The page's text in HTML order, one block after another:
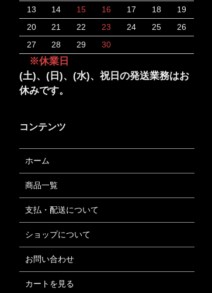
13
14 15 16 17 18
19
20
21 22 23 24 25
26
27
28 29 30
※休業日
(土)、(日)、(水)、祝日の発送業務はお
休みです。
コンテンツ
ホーム
商品一覧
支払・配送について
ショップについて
お問い合わせ
カートを見る